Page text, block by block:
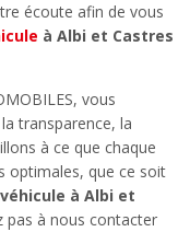
écoute afin de vous
à Albi et Castres
vous
transparence, la
à ce que chaque
optimales, que ce soit
à Albi et
pas à nous contacter